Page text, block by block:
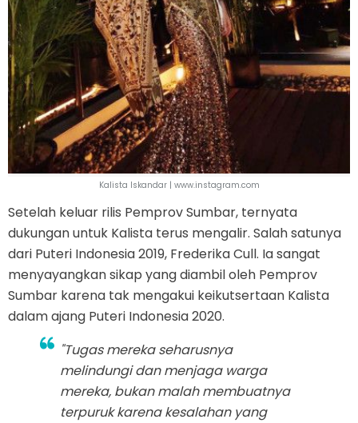
Kalista Iskandar | www.instagram.com
Setelah keluar rilis Pemprov Sumbar, ternyata
dukungan untuk Kalista terus mengalir. Salah satunya
dari Puteri Indonesia 2019, Frederika Cull. Ia sangat
menyayangkan sikap yang diambil oleh Pemprov
Sumbar karena tak mengakui keikutsertaan Kalista
dalam ajang Puteri Indonesia 2020.
"Tugas mereka seharusnya
melindungi dan menjaga warga
mereka, bukan malah membuatnya
terpuruk karena kesalahan yang